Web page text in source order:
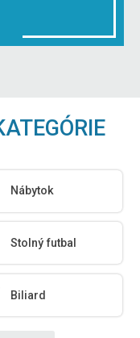
Nábytok
Stolný futbal
Biliard